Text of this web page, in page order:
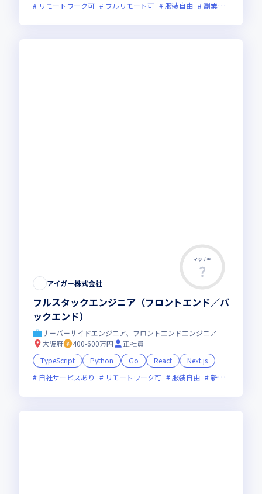
リモートワーク可
フルリモート可 服装自由 副業可
マッチ率
アイガー株式会社
フルスタックエンジニア（フロントエンド／バ
ックエンド）
サーバーサイドエンジニア、フロントエンドエンジニア
大阪府
400-600万円
正社員
TypeScript
Python Go React
Next.js
自社サービスあり
リモートワーク可 服装自由 新規立ち上げ